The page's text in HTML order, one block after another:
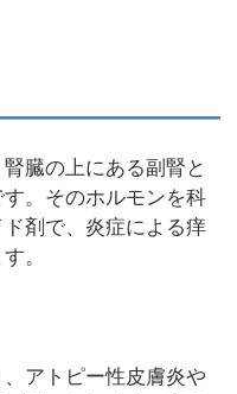
臓の上にある副腎と
。そのホルモンを科
剤で、炎症による痒
。
アトピー性皮膚炎や